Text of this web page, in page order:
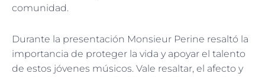
comunidad.
Durante la presentación Monsieur Perine resaltó la
importancia de proteger la vida y apoyar el talento
de estos jóvenes músicos. Vale resaltar, el afecto y